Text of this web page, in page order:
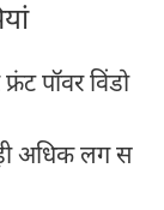
पॉवर विंडो
अधिक लग स